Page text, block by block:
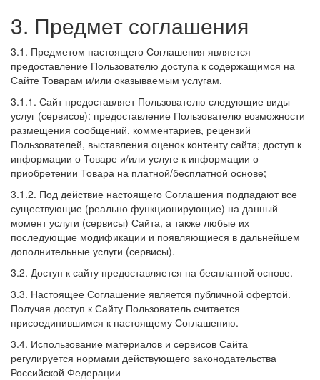
3. Предмет соглашения
3.1. Предметом настоящего Соглашения является
предоставление Пользователю доступа к содержащимся на
Сайте Товарам и/или оказываемым услугам.
3.1.1. Сайт предоставляет Пользователю следующие виды
услуг (сервисов): предоставление Пользователю возможности
размещения сообщений, комментариев, рецензий
Пользователей, выставления оценок контенту сайта; доступ к
информации о Товаре и/или услуге к информации о
приобретении Товара на платной/бесплатной основе;
3.1.2. Под действие настоящего Соглашения подпадают все
существующие (реально функционирующие) на данный
момент услуги (сервисы) Сайта, а также любые их
последующие модификации и появляющиеся в дальнейшем
дополнительные услуги (сервисы).
3.2. Доступ к сайту предоставляется на бесплатной основе.
3.3. Настоящее Соглашение является публичной офертой.
Получая доступ к Сайту Пользователь считается
присоединившимся к настоящему Соглашению.
3.4. Использование материалов и сервисов Сайта
регулируется нормами действующего законодательства
Российской Федерации